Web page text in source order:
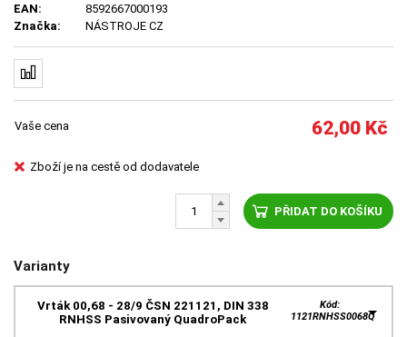
EAN:
8592667000193
Značka:
NÁSTROJE CZ
Vaše cena 62,00 Kč
Zboží je na cestě od dodavatele
PŘIDAT DO KOŠÍKU
Varianty
Vrták 00,68 - 28/9 ČSN 221121, DIN 338
RNHSS Pasivovaný QuadroPack
Kód:
1121RNHSS0068Q